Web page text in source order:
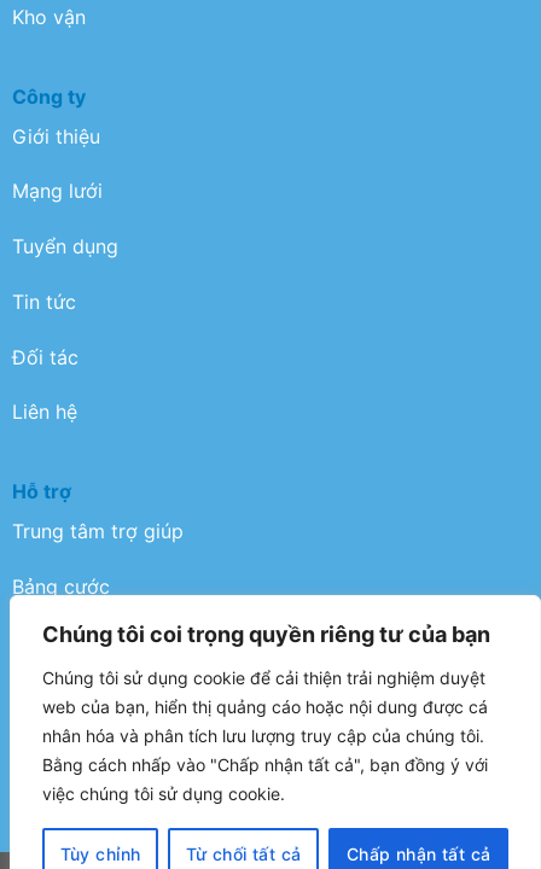
Chúng tôi coi trọng quyền riêng tư của bạn
Chúng tôi sử dụng cookie để cải thiện trải nghiệm duyệt
web của bạn, hiển thị quảng cáo hoặc nội dung được cá
nhân hóa và phân tích lưu lượng truy cập của chúng tôi.
Bằng cách nhấp vào "Chấp nhận tất cả", bạn đồng ý với
việc chúng tôi sử dụng cookie.
Tùy chỉnh Từ chối tất cả Chấp nhận tất cả
Kho vận
Công ty
Giới thiệu
Mạng lưới
Tuyển dụng
Tin tức
Đối tác
Liên hệ
Hỗ trợ
Trung tâm trợ giúp
Bảng cước
Điều khoản
Chính sách bảo mật
FAQ